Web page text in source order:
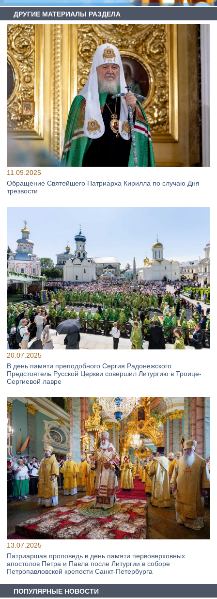
ДРУГИЕ МАТЕРИАЛЫ РАЗДЕЛА
11.09.2025
Обращение Святейшего Патриарха Кирилла по случаю Дня
трезвости
20.07.2025
В день памяти преподобного Сергия Радонежского
Предстоятель Русской Церкви совершил Литургию в Троице-
Сергиевой лавре
13.07.2025
Патриаршая проповедь в день памяти первоверховных
апостолов Петра и Павла после Литургии в соборе
Петропавловской крепости Санкт-Петербурга
ПОПУЛЯРНЫЕ НОВОСТИ